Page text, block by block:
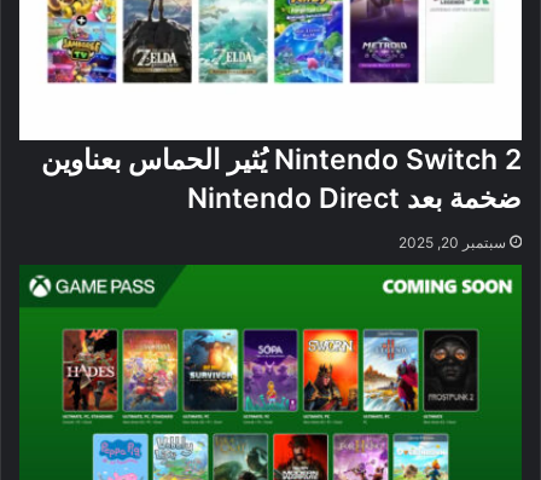
Nintendo Switch 2 يُثير الحماس بعناوين
ضخمة بعد Nintendo Direct
سبتمبر 20, 2025